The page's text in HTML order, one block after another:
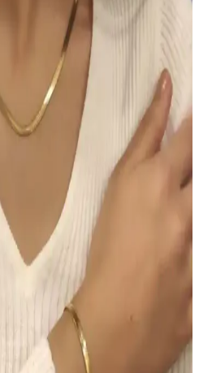
Spironolaktonun
anti-androjenik etkisiyle yağ
hafta içinde iyileşme
kişiye göre değişmektedir.
Kapatıcılıkla Uzun Süre
ve doğal parlaklığıyla gün boyu
Ciltte ağırlık yapmadan uzun süre
hassas ciltlerde koku dikkat
İçin Kuru Şampuan
doğal görünüm ve hacim
kolaylığı sunar ve renk
ve kalıcılık konusunda dikkatli